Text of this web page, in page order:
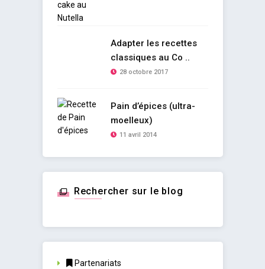
Adapter les recettes
classiques au Co ..
28 octobre 2017
Pain d’épices (ultra-
moelleux)
11 avril 2014
Rechercher sur le blog
Partenariats